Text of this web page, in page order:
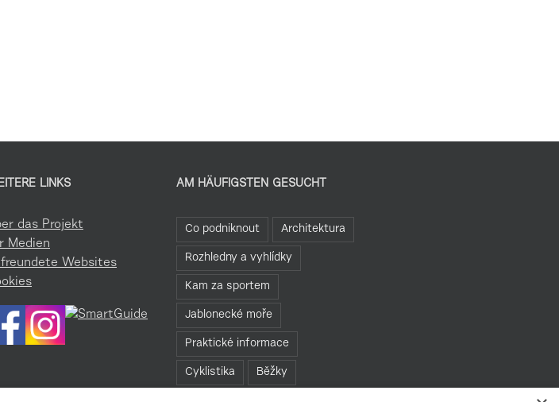
LINKS
das Projekt
Medien
Websites
AM HÄUFIGSTEN GESUCHT
Co podniknout Architektura
Rozhledny a vyhlídky
Kam za sportem
Jablonecké moře
Praktické informace
Cyklistika Běžky